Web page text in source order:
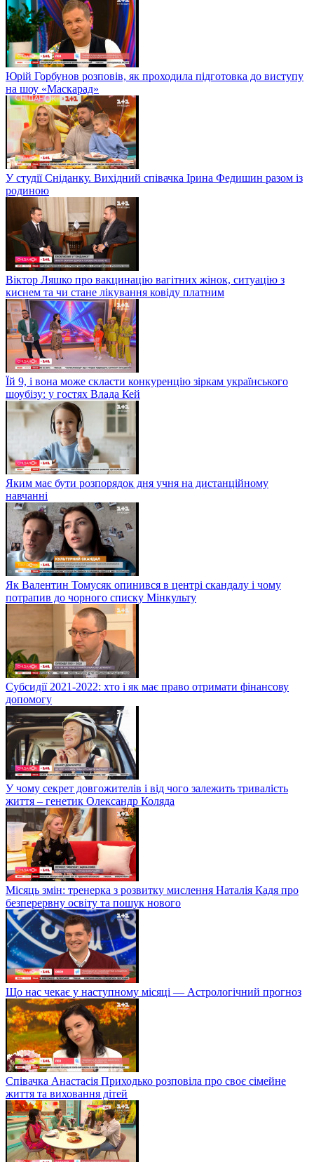
Юрій Горбунов розповів, як проходила підготовка до виступу
на шоу «Маскарад»
У студії Сніданку. Вихідний співачка Ірина Федишин разом із
родиною
Віктор Ляшко про вакцинацію вагітних жінок, ситуацію з
киснем та чи стане лікування ковіду платним
Їй 9, і вона може скласти конкуренцію зіркам українського
шоубізу: у гостях Влада Кей
Яким має бути розпорядок дня учня на дистанційному
навчанні
Як Валентин Томусяк опинився в центрі скандалу і чому
потрапив до чорного списку Мінкульту
Субсидії 2021-2022: хто і як має право отримати фінансову
допомогу
У чому секрет довгожителів і від чого залежить тривалість
життя – генетик Олександр Коляда
Місяць змін: тренерка з розвитку мислення Наталія Кадя про
безперервну освіту та пошук нового
Що нас чекає у наступному місяці — Астрологічний прогноз
Співачка Анастасія Приходько розповіла про своє сімейне
життя та виховання дітей